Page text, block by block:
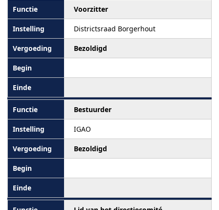
Voorzitter
Districtsraad Borgerhout
Bezoldigd
Bestuurder
IGAO
Bezoldigd